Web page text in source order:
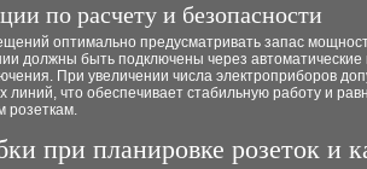
по расчету и безопасности
оптимально предусматривать запас
должны быть подключены через автоматические
При увеличении числа электроприборов
линий, что обеспечивает стабильную работу и
розеткам.
при планировке розеток и